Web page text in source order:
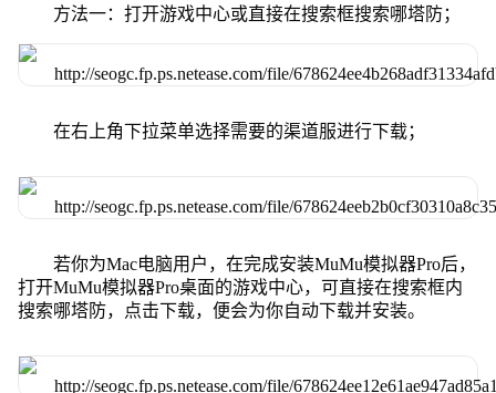
方法一：打开游戏中心或直接在搜索框搜索哪塔防；
在右上角下拉菜单选择需要的渠道服进行下载；
若你为Mac电脑用户，在完成安装MuMu模拟器Pro后，
打开MuMu模拟器Pro桌面的游戏中心，可直接在搜索框内
搜索哪塔防，点击下载，便会为你自动下载并安装。